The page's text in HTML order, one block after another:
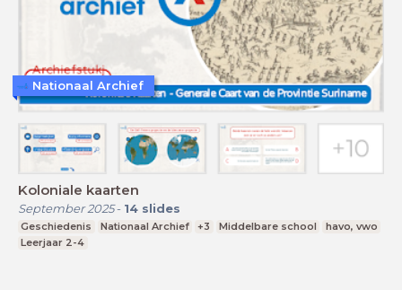
Koloniale kaarten
September 2025- 14 slides
Geschiedenis Nationaal Archief +3 Middelbare school
havo, vwo
Leerjaar 2-4
Nationaal Archief